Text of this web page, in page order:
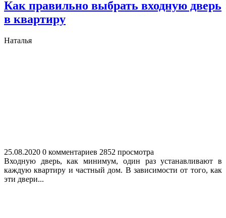
Как правильно выбрать входную дверь
в квартиру
Наталья
25.08.2020 0 комментариев 2852 просмотра
Входную дверь, как минимум, один раз устанавливают в
каждую квартиру и частный дом. В зависимости от того, как
эти двери...